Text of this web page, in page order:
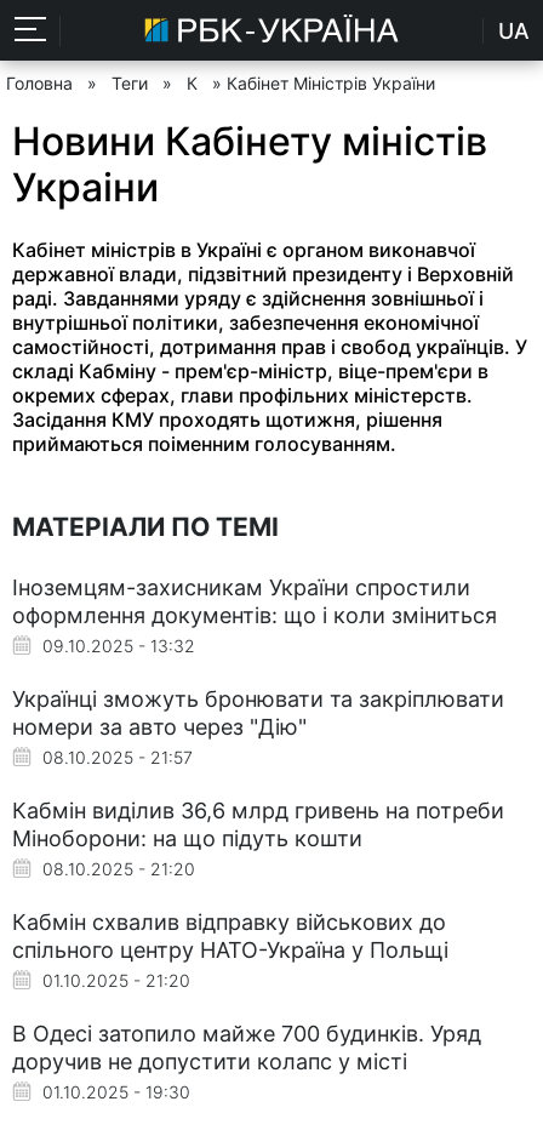
UA
Головна » Теги » К » Кабінет Міністрів України
Новини Кабінету міністів
Украіни
Кабінет міністрів в Україні є органом виконавчої
державної влади, підзвітний президенту і Верховній
раді. Завданнями уряду є здійснення зовнішньої і
внутрішньої політики, забезпечення економічної
самостійності, дотримання прав і свобод українців. У
складі Кабміну - прем'єр-міністр, віце-прем'єри в
окремих сферах, глави профільних міністерств.
Засідання КМУ проходять щотижня, рішення
приймаються поіменним голосуванням.
МАТЕРІАЛИ ПО ТЕМІ
Іноземцям-захисникам України спростили
оформлення документів: що і коли зміниться
09.10.2025 - 13:32
Українці зможуть бронювати та закріплювати
номери за авто через "Дію"
08.10.2025 - 21:57
Кабмін виділив 36,6 млрд гривень на потреби
Міноборони: на що підуть кошти
08.10.2025 - 21:20
Кабмін схвалив відправку військових до
спільного центру НАТО-Україна у Польщі
01.10.2025 - 21:20
В Одесі затопило майже 700 будинків. Уряд
доручив не допустити колапс у місті
01.10.2025 - 19:30